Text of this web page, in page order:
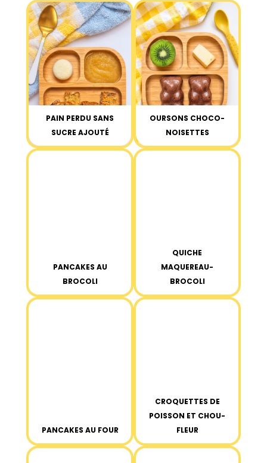
PAIN PERDU SANS
SUCRE AJOUTÉ
OURSONS CHOCO-
NOISETTES
PANCAKES AU
BROCOLI
QUICHE
MAQUEREAU-
BROCOLI
PANCAKES AU FOUR
CROQUETTES DE
POISSON ET CHOU-
FLEUR